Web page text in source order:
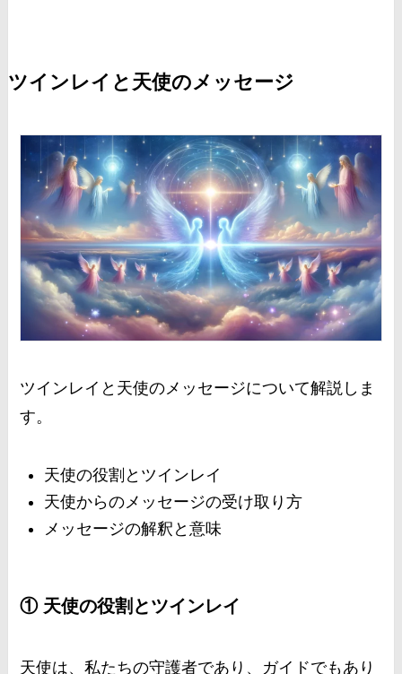
ツインレイと天使のメッセージ
ツインレイと天使のメッセージについて解説しま
す。
天使の役割とツインレイ
天使からのメッセージの受け取り方
メッセージの解釈と意味
① 天使の役割とツインレイ
天使は、私たちの守護者であり、ガイドでもあり